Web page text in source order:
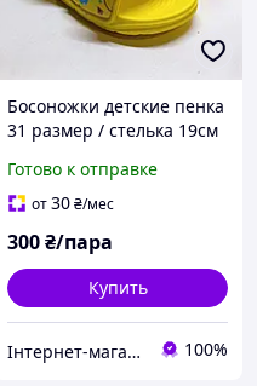
Босоножки детские пенка
31 размер / стелька 19см
сандалии на девочку или
мальчика лет
Готово к отправке
от30₴/мес
300₴/пара
Купить
Інтернет-магазин "МАЛЮКИ" malyshy.com.ua 100%